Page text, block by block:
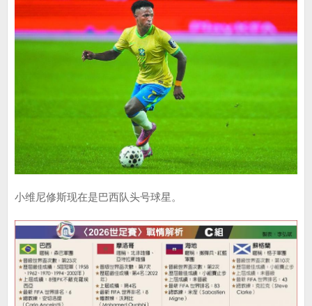
小维尼修斯现在是巴西队头号球星。